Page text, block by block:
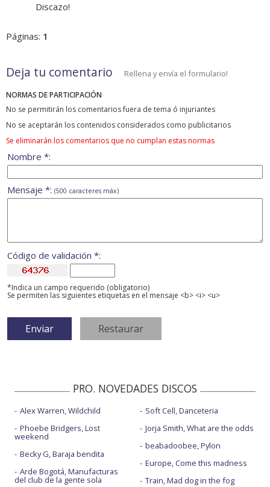
Discazo!
Páginas: 1
Deja tu comentario Rellena y envía el formulario!
NORMAS DE PARTICIPACIÓN
No se permitirán los comentarios fuera de tema ó injuriantes
No se aceptarán los contenidos considerados como publicitarios
Se eliminarán los comentarios que no cumplan estas normas
Nombre *:
Mensaje *: (500 caracteres máx)
Código de validación *:
*Indica un campo requerido (obligatorio)
Se permiten las siguientes etiquetas en el mensaje <b> <i> <u>
PRO. NOVEDADES DISCOS
Alex Warren, Wildchild
Phoebe Bridgers, Lost
weekend
Becky G, Baraja bendita
Arde Bogotá, Manufacturas
del club de la gente sola
Soft Cell, Danceteria
Jorja Smith, What are the odds
beabadoobee, Pylon
Europe, Come this madness
Train, Mad dog in the fog